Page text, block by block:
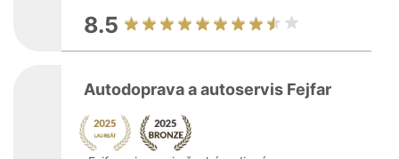
8.5
Autodoprava a autoservis Fejfar